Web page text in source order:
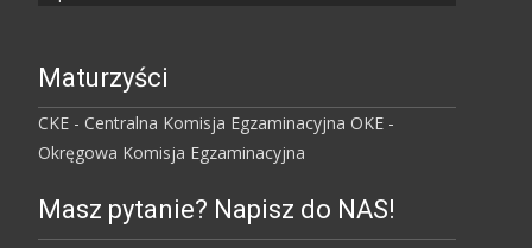
Maturzyści
CKE - Centralna Komisja Egzaminacyjna OKE -
Okręgowa Komisja Egzaminacyjna
Masz pytanie? Napisz do NAS!